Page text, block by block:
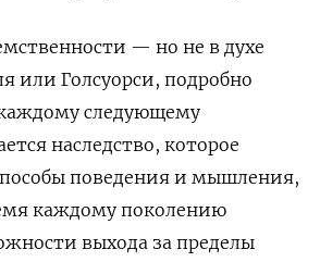
— но не в духе
или Голсуорси, подробно
следующему
наследство, которое
поведения и мышления,
каждому поколению
выхода за пределы